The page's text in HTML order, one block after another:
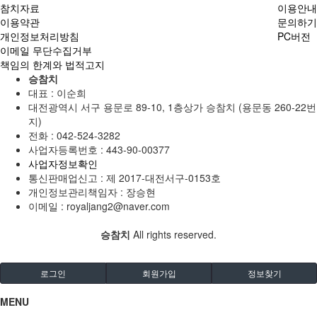
참치자료
이용약관
개인정보처리방침
이메일 무단수집거부
책임의 한계와 법적고지
이용안내
문의하기
PC버전
승참치
대표 : 이순희
대전광역시 서구 용문로 89-10, 1층상가 승참치 (용문동 260-22번
지)
전화 : 042-524-3282
사업자등록번호 : 443-90-00377
사업자정보확인
통신판매업신고 : 제 2017-대전서구-0153호
개인정보관리책임자 : 장승현
이메일 : royaljang2@naver.com
승참치 All rights reserved.
로그인 회원가입 정보찾기
MENU